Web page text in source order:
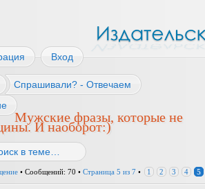
Вход
Спрашивали? - Отвечаем
Мужские фразы, которые не
И наоборот:)
• Сообщений: 70 • Страница 5 из 7 • 1 2 3 4 5